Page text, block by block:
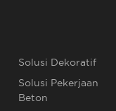
Solusi Dekoratif
Solusi Pekerjaan
Beton